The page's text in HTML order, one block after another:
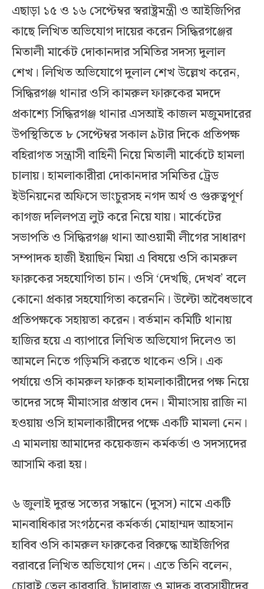
এছাড়া ১৫ ও ১৬ সেপ্টেম্বর স্বরাষ্ট্রমন্ত্রী ও আইজিপির
কাছে লিখিত অভিযোগ দায়ের করেন সিদ্ধিরগঞ্জের
মিতালী মার্কেট দোকানদার সমিতির সদস্য দুলাল
শেখ। লিখিত অভিযোগে দুলাল শেখ উল্লেখ করেন,
সিদ্ধিরগঞ্জ থানার ওসি কামরুল ফারুকের মদদে
প্রকাশ্যে সিদ্ধিরগঞ্জ থানার এসআই কাজল মজুমদারের
উপস্থিতিতে ৮ সেপ্টেম্বর সকাল ৯টার দিকে প্রতিপক্ষ
বহিরাগত সন্ত্রাসী বাহিনী নিয়ে মিতালী মার্কেটে হামলা
চালায়। হামলাকারীরা দোকানদার সমিতির ট্রেড
ইউনিয়নের অফিসে ভাংচুরসহ নগদ অর্থ ও গুরুত্বপূর্ণ
কাগজ দলিলপত্র লুট করে নিয়ে যায়। মার্কেটের
সভাপতি ও সিদ্ধিরগঞ্জ থানা আওয়ামী লীগের সাধারণ
সম্পাদক হাজী ইয়াছিন মিয়া এ বিষয়ে ওসি কামরুল
ফারুকের সহযোগিতা চান। ওসি ‘দেখছি, দেখব’ বলে
কোনো প্রকার সহযোগিতা করেননি। উল্টো অবৈধভাবে
প্রতিপক্ষকে সহায়তা করেন। বর্তমান কমিটি থানায়
হাজির হয়ে এ ব্যাপারে লিখিত অভিযোগ দিলেও তা
আমলে নিতে গড়িমসি করতে থাকেন ওসি। এক
পর্যায়ে ওসি কামরুল ফারুক হামলাকারীদের পক্ষ নিয়ে
তাদের সঙ্গে মীমাংসার প্রস্তাব দেন। মীমাংসায় রাজি না
হওয়ায় ওসি হামলাকারীদের পক্ষে একটি মামলা নেন।
এ মামলায় আমাদের কয়েকজন কর্মকর্তা ও সদস্যদের
আসামি করা হয়।
৬ জুলাই দুরন্ত সত্যের সন্ধানে (দুসস) নামে একটি
মানবাধিকার সংগঠনের কর্মকর্তা মোহাম্মদ আহসান
হাবিব ওসি কামরুল ফারুকের বিরুদ্ধে আইজিপির
বরাবরে লিখিত অভিযোগ দেন। এতে তিনি বলেন,